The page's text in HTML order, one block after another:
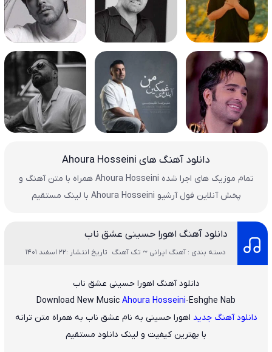
دانلود آهنگ های Ahoura Hosseini
تمام موزیک های اجرا شده Ahoura Hosseini همراه با متن آهنگ و
پخش آنلاین فول آرشیو Ahoura Hosseini با لینک مستقیم
دانلود آهنگ اهورا حسینی عشق ناب
دسته بندی : آهنگ ایرانی ~ تک آهنگ تاریخ انتشار :22 اسفند 1401
دانلود آهنگ اهورا حسینی عشق ناب
Download New Music Ahoura Hosseini-Eshghe Nab
دانلود آهنگ جدید اهورا حسینی به نام عشق ناب به همراه متن ترانه
با بهترین کیفیت و لینک دانلود مستقیم